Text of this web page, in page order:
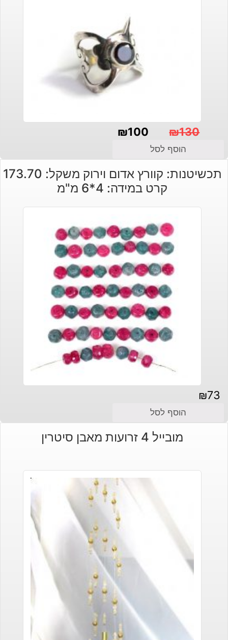
₪130
המקורי
היה:
₪100
הנוכחי
הוא:
הוסף לסל
תכשיטנות: קוורץ אדום וירוק משקל: 173.70
קרט במידה: 4*6 מ"מ
₪73
הוסף לסל
מובייל 4 זרועות מאבן סיטרין